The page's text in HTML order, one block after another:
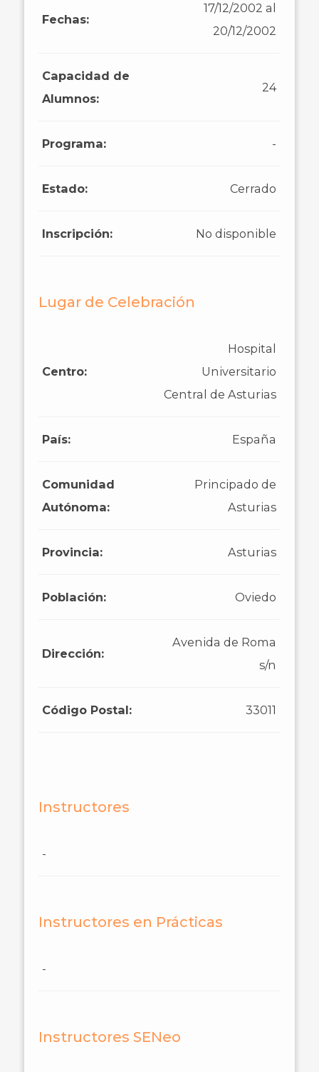
Fechas:
17/12/2002 al
20/12/2002
Capacidad de
Alumnos:
24
Programa: -
Estado: Cerrado
Inscripción: No disponible
Lugar de Celebración
Centro:
Hospital
Universitario
Central de Asturias
País: España
Comunidad
Autónoma:
Principado de
Asturias
Provincia: Asturias
Población: Oviedo
Dirección:
Avenida de Roma
s/n
Código Postal: 33011
Instructores
-
Instructores en Prácticas
-
Instructores SENeo